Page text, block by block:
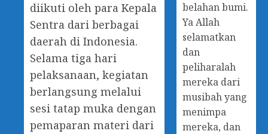
diikuti oleh para Kepala
Sentra dari berbagai
daerah di Indonesia.
Selama tiga hari
pelaksanaan, kegiatan
berlangsung melalui
sesi tatap muka dengan
pemaparan materi dari
belahan bumi.
Ya Allah
selamatkan
dan
peliharalah
mereka dari
musibah yang
menimpa
mereka, dan